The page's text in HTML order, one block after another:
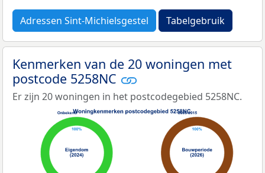
Adressen Sint-Michielsgestel Tabelgebruik
Kenmerken van de 20 woningen met
postcode 5258NC
Er zijn 20 woningen in het postcodegebied 5258NC.